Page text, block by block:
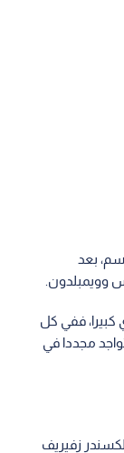
بعد
وويمبلدون.
كبيرا، ففي كل
مجددا في
زفيريف